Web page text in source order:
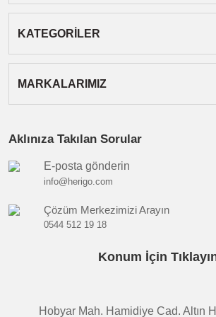
Gönder
KATEGORİLER
MARKALARIMIZ
Aklınıza Takılan Sorular
E-posta gönderin
info@herigo.com
Çözüm Merkezimizi Arayın
0544 512 19 18
Konum İçin
Hobyar Mah. Hamidiye Cad. Altın